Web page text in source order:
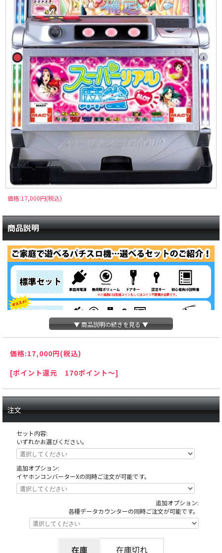
価格:17,000円(税込)
商品説明
天井の木枠部分に島へ固定する為にホールが空けたネジ穴がありますが、これ
は修復できない部分ですので予めご了承下さい。
▼ 商品説明の続きを見る ▼
価格:17,000円(税込)
[ポイント還元 170ポイント～]
注文
セット内容:
いずれかお選びください。
追加オプション:
イヤホンコンバーターXの同時ご注文が可能です。
追加オプション:
各種データカウンターの同時ご注文が可能です。
在庫 在庫切れ